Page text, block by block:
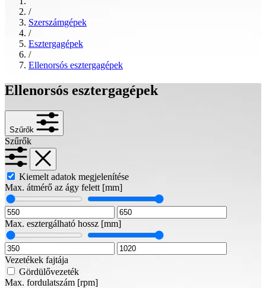
/
Szerszámgépek
/
Esztergagépek
/
Ellenorsós esztergagépek
Ellenorsós esztergagépek
Szűrők
Szűrők
Kiemelt adatok megjelenítése
Max. átmérő az ágy felett [mm]
Max. esztergálható hossz [mm]
Vezetékek fajtája
Gördülővezeték
Max. fordulatszám [rpm]